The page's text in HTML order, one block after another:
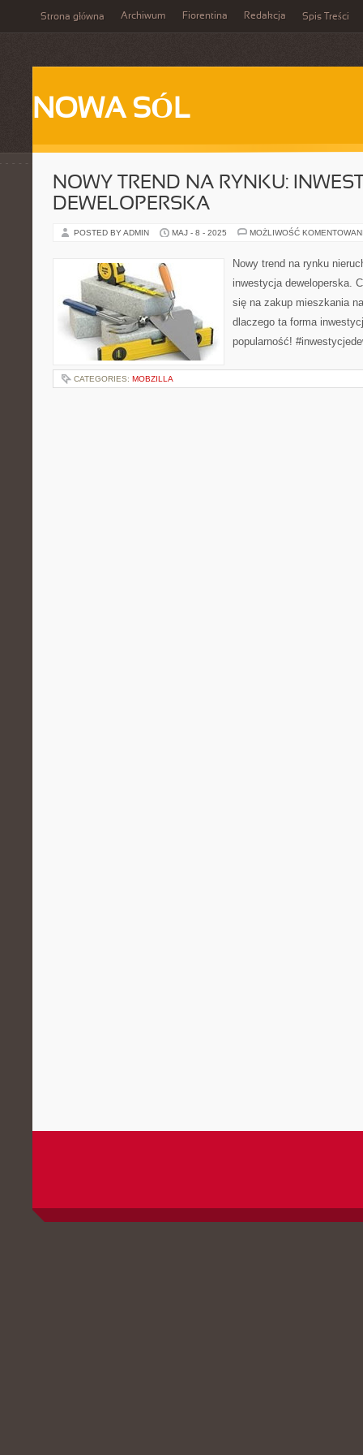
Strona główna Archiwum Fiorentina Redakcja Spis Treści
NOWA SÓL
NOWY TREND NA RYNKU:
DEWELOPERSKA
POSTED BY ADMIN MAJ - 8 - 2025 MOŻLIWOŚĆ
Nowy trend na rynku
inwestycja deweloperska.
się na zakup mieszkania
dlaczego ta forma
popularność!
CATEGORIES: MOBZILLA